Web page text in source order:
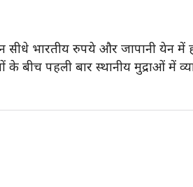
सीधे भारतीय रुपये और जापानी येन में
बीच पहली बार स्थानीय मुद्राओं में